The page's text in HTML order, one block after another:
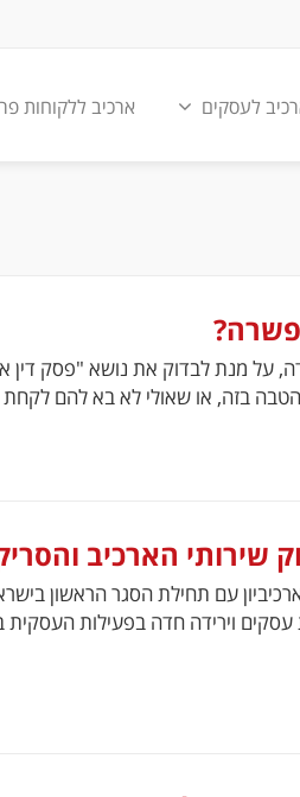
לעסקים ארכיב ללקוחות
על מנת לבדוק את נושא "פסק דין
בזה, או שאולי לא בא להם
שירותי הארכיב